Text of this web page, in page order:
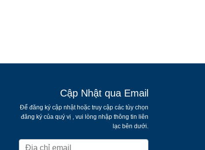
Cập Nhật qua Email
Để đăng ký cập nhật hoặc truy cập các tùy chọn
đăng ký của quý vị , vui lòng nhập thông tin liên
lạc bên dưới.